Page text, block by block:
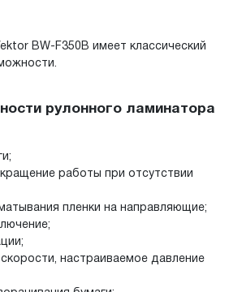
BW-F350B имеет классический
рулонного ламинатора
работы при отсутствии
пленки на направляющие;
настраиваемое давление